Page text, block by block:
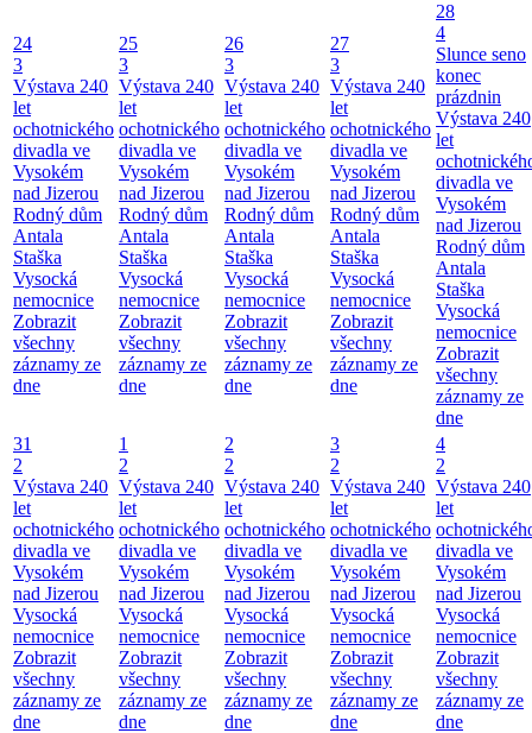
24
3
Výstava 240
let
ochotnického
divadla ve
Vysokém
nad Jizerou
Rodný dům
Antala
Staška
Vysocká
nemocnice
Zobrazit
všechny
záznamy ze
dne
25
3
Výstava 240
let
ochotnického
divadla ve
Vysokém
nad Jizerou
Rodný dům
Antala
Staška
Vysocká
nemocnice
Zobrazit
všechny
záznamy ze
dne
26
3
Výstava 240
let
ochotnického
divadla ve
Vysokém
nad Jizerou
Rodný dům
Antala
Staška
Vysocká
nemocnice
Zobrazit
všechny
záznamy ze
dne
27
3
Výstava 240
let
ochotnického
divadla ve
Vysokém
nad Jizerou
Rodný dům
Antala
Staška
Vysocká
nemocnice
Zobrazit
všechny
záznamy ze
dne
28
4
Slunce seno
konec
prázdnin
Výstava 240
let
divadla ve
Vysokém
nad Jizerou
Rodný dům
Antala
Staška
Vysocká
nemocnice
Zobrazit
všechny
záznamy ze
dne
31
2
Výstava 240
let
ochotnického
divadla ve
Vysokém
nad Jizerou
Vysocká
nemocnice
Zobrazit
všechny
záznamy ze
dne
1
2
Výstava 240
let
ochotnického
divadla ve
Vysokém
nad Jizerou
Vysocká
nemocnice
Zobrazit
všechny
záznamy ze
dne
2
2
Výstava 240
let
ochotnického
divadla ve
Vysokém
nad Jizerou
Vysocká
nemocnice
Zobrazit
všechny
záznamy ze
dne
3
2
Výstava 240
let
ochotnického
divadla ve
Vysokém
nad Jizerou
Vysocká
nemocnice
Zobrazit
všechny
záznamy ze
dne
4
2
Výstava 240
let
divadla ve
Vysokém
nad Jizerou
Vysocká
nemocnice
Zobrazit
všechny
záznamy ze
dne